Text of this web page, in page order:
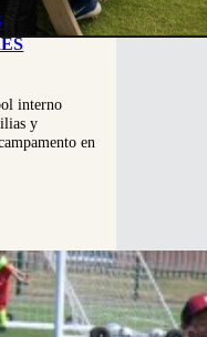
interno
y
en